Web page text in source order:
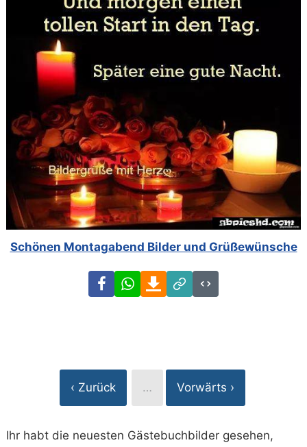
Schönen Montagabend Bilder und Grüßewünsche
FacebookWhatsAppDownload
Link
Code
‹ Zurück … Vorwärts ›
Ihr habt die neuesten Gästebuchbilder gesehen,